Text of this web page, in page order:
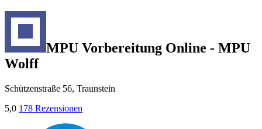
MPU Vorbereitung Online - MPU
Wolff
Schützenstraße 56, Traunstein
5,0 178 Rezensionen